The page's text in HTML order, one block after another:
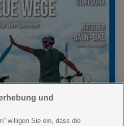
und
willigen Sie ein, dass die